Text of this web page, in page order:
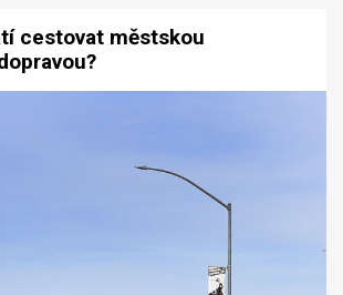
cestovat městskou